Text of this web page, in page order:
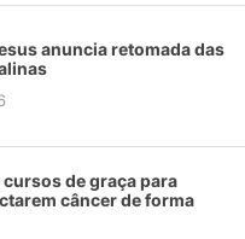
anuncia retomada das
de graça para
câncer de forma